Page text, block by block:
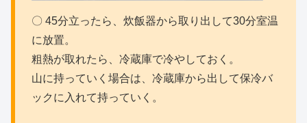
〇 45分立ったら、炊飯器から取り出して30分室温
に放置。
粗熱が取れたら、冷蔵庫で冷やしておく。
山に持っていく場合は、冷蔵庫から出して保冷バ
ックに入れて持っていく。